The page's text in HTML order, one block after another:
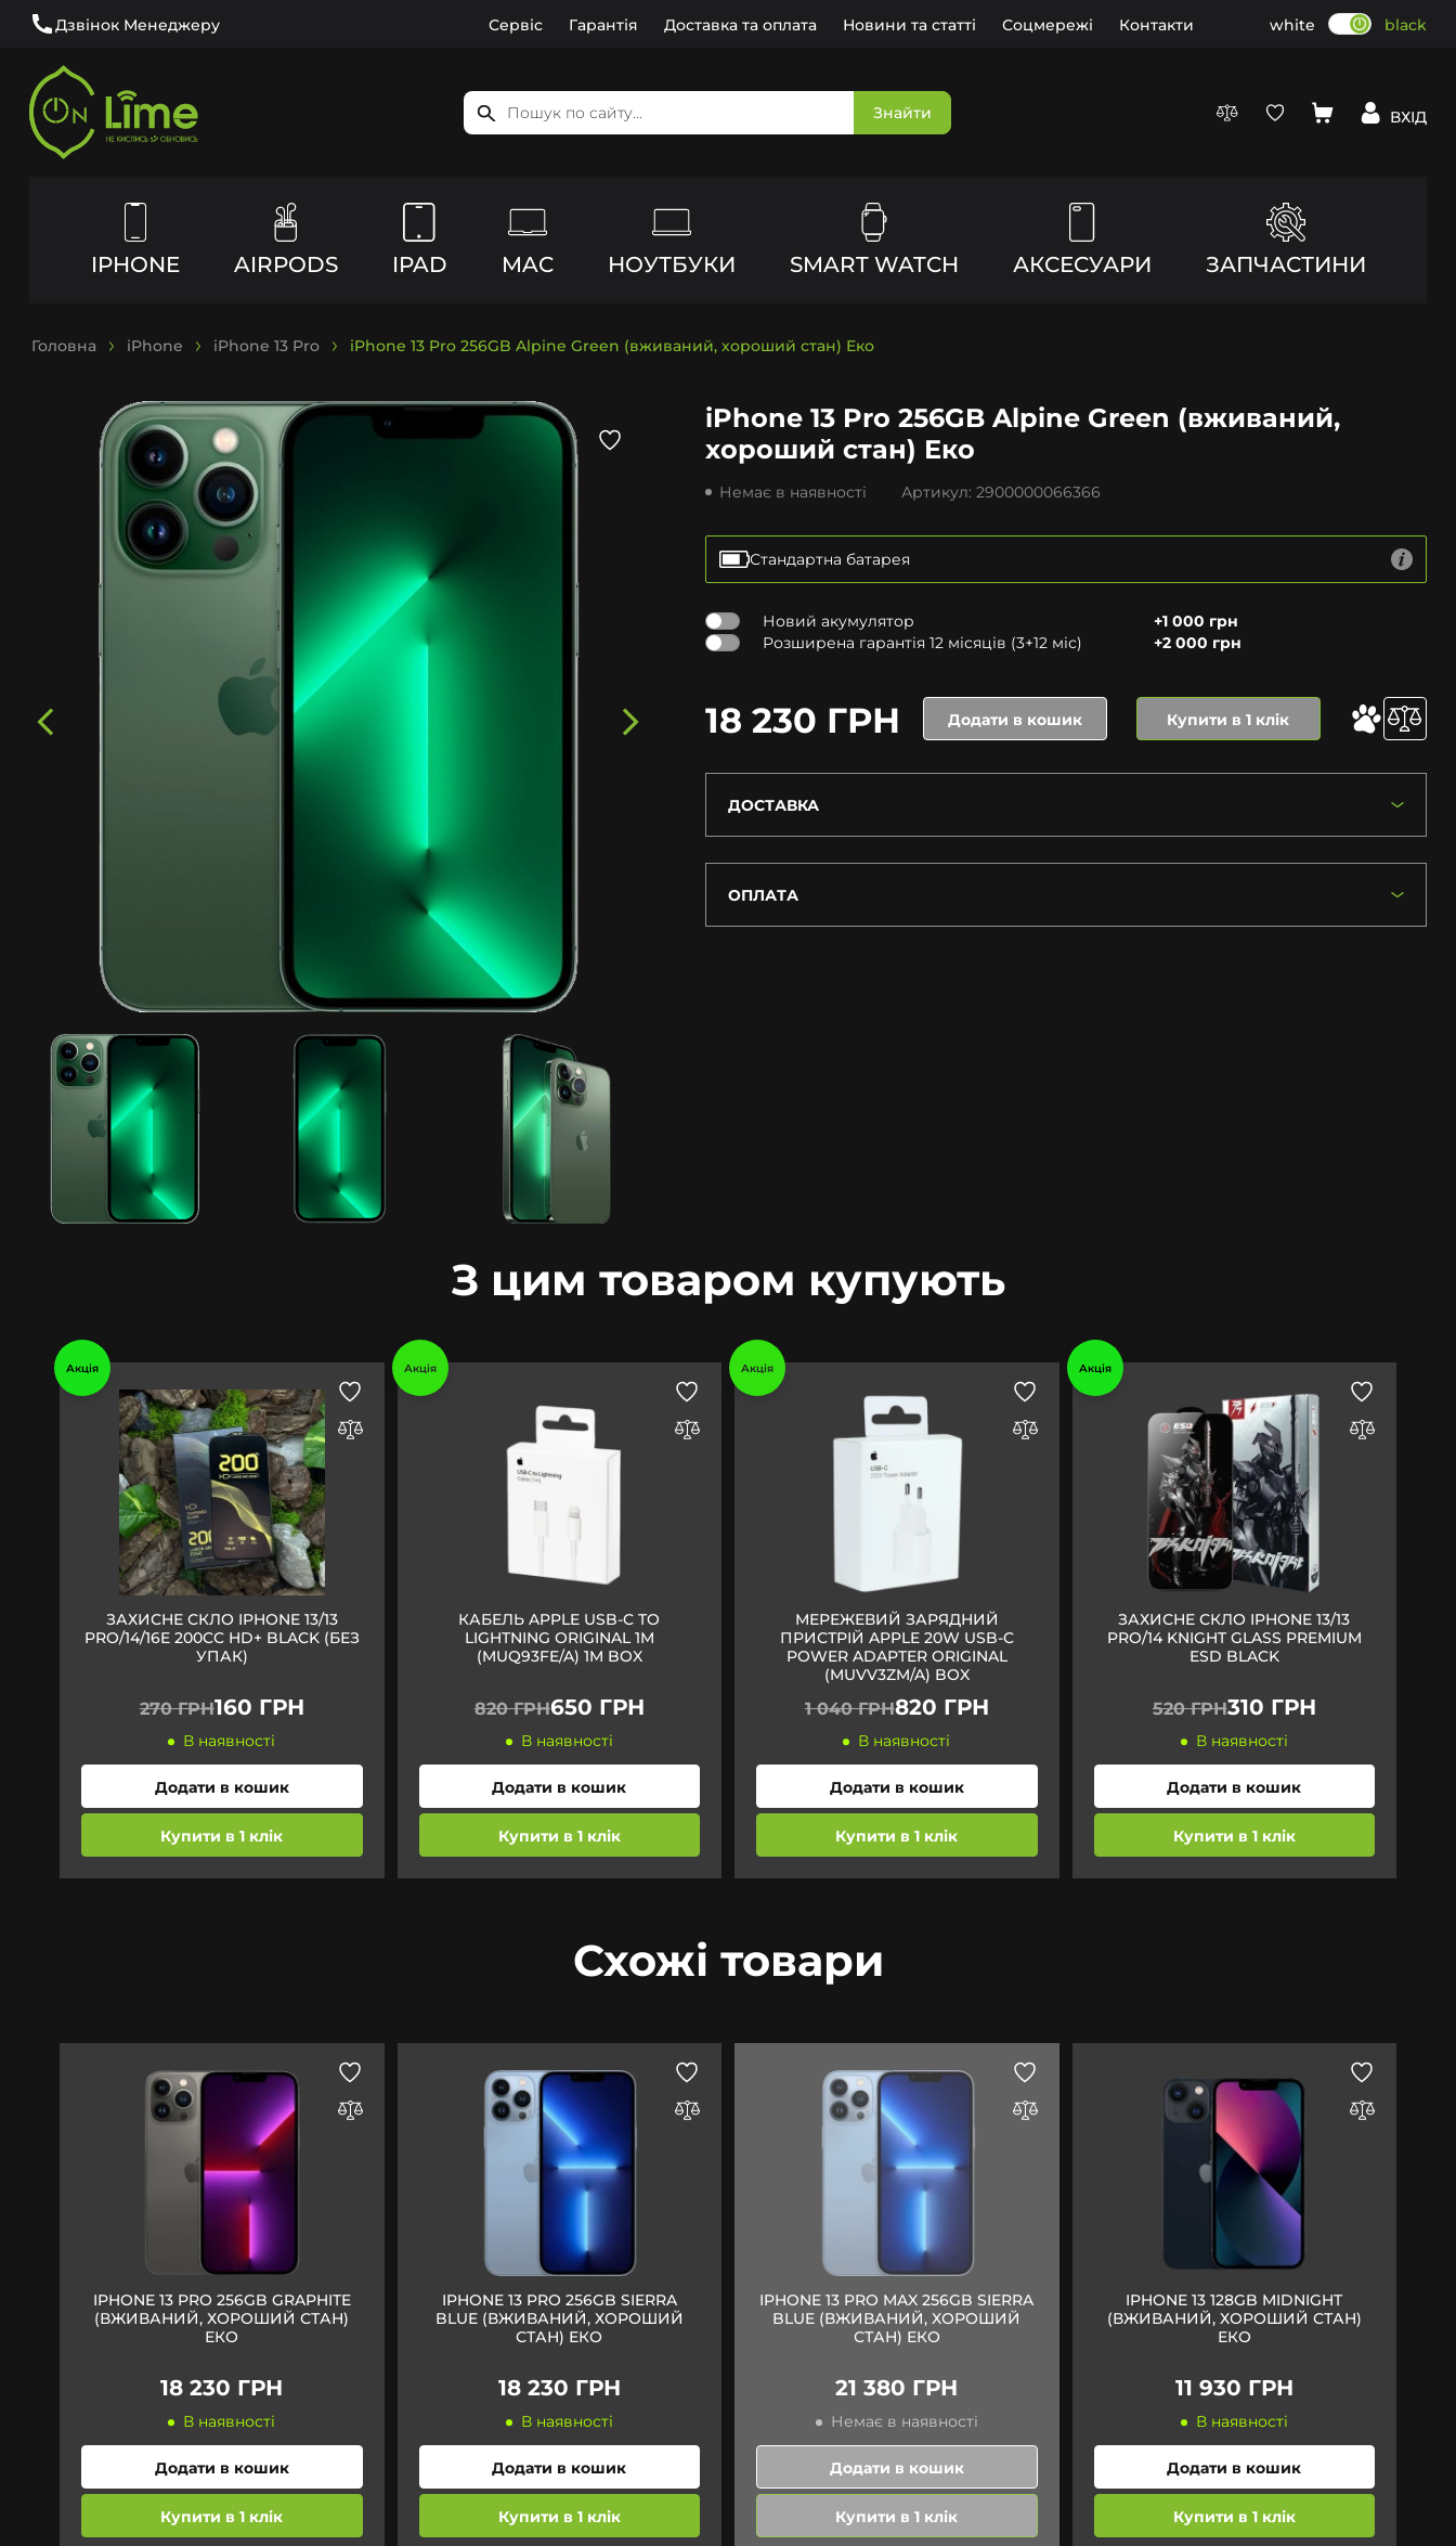
Дзвінок Менеджеру Сервіс Гарантія Доставка та оплата Новини та статті Соцмережі Контакти white black
Знайти ВХІД
IPHONE AIRPODS IPAD MAC НОУТБУКИ SMART WATCH АКСЕСУАРИ ЗАПЧАСТИНИ
Головна iPhone iPhone 13 Pro iPhone 13 Pro 256GB Alpine Green (вживаний, хороший стан) Еко
iPhone 13 Pro 256GB Alpine Green (вживаний,
хороший стан) Еко
Немає в наявності Артикул: 2900000066366
Стандартна батарея
Новий акумулятор
+1 000 грн
Розширена гарантія 12 місяців (3+12 міс)
+2 000 грн
18 230 ГРН Додати в кошик Купити в 1 клік
ДОСТАВКА
ОПЛАТА
З цим товаром купують
Акція
ЗАХИСНЕ СКЛО IPHONE 13/13
PRO/14/16E 200CC HD+ BLACK (БЕЗ
УПАК)
270 ГРН160 ГРН
В наявності
Додати в кошик
Купити в 1 клік
Акція
КАБЕЛЬ APPLE USB-C TO
LIGHTNING ORIGINAL 1M
(MUQ93FE/A) 1M BOX
820 ГРН650 ГРН
В наявності
Додати в кошик
Купити в 1 клік
Акція
МЕРЕЖЕВИЙ ЗАРЯДНИЙ
ПРИСТРІЙ APPLE 20W USB-C
POWER ADAPTER ORIGINAL
(MUVV3ZM/A) BOX
1 040 ГРН820 ГРН
В наявності
Додати в кошик
Купити в 1 клік
Акція
ЗАХИСНЕ СКЛО IPHONE 13/13
PRO/14 KNIGHT GLASS PREMIUM
ESD BLACK
520 ГРН310 ГРН
В наявності
Додати в кошик
Купити в 1 клік
Схожі товари
IPHONE 13 PRO 256GB GRAPHITE
(ВЖИВАНИЙ, ХОРОШИЙ СТАН)
ЕКО
18 230 ГРН
В наявності
Додати в кошик
Купити в 1 клік
IPHONE 13 PRO 256GB SIERRA
BLUE (ВЖИВАНИЙ, ХОРОШИЙ
СТАН) ЕКО
18 230 ГРН
В наявності
Додати в кошик
Купити в 1 клік
IPHONE 13 PRO MAX 256GB SIERRA
BLUE (ВЖИВАНИЙ, ХОРОШИЙ
СТАН) ЕКО
21 380 ГРН
Немає в наявності
Додати в кошик
Купити в 1 клік
IPHONE 13 128GB MIDNIGHT
(ВЖИВАНИЙ, ХОРОШИЙ СТАН)
ЕКО
11 930 ГРН
В наявності
Додати в кошик
Купити в 1 клік